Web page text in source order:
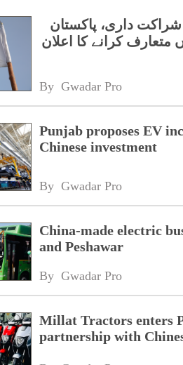
داری، پاکستان
متعارف کرانے کا اعلان
By Gwadar Pro
Punjab proposes EV
Chinese investment
By Gwadar Pro
China-made electric
and Peshawar
By Gwadar Pro
Millat Tractors enters
partnership with